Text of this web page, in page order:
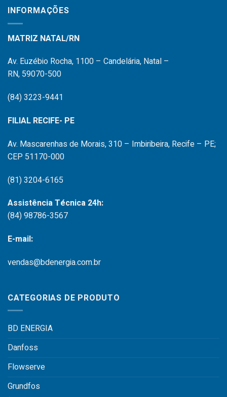
INFORMAÇÕES
MATRIZ NATAL/RN
Av. Euzébio Rocha, 1100 – Candelária, Natal –
RN, 59070-500
(84) 3223-9441
FILIAL RECIFE- PE
Av. Mascarenhas de Morais, 310 – Imbiribeira, Recife – PE;
CEP 51170-000
(81) 3204-6165
Assistência Técnica 24h:
(84) 98786-3567
E-mail:
vendas@bdenergia.com.br
CATEGORIAS DE PRODUTO
BD ENERGIA
Danfoss
Flowserve
Grundfos